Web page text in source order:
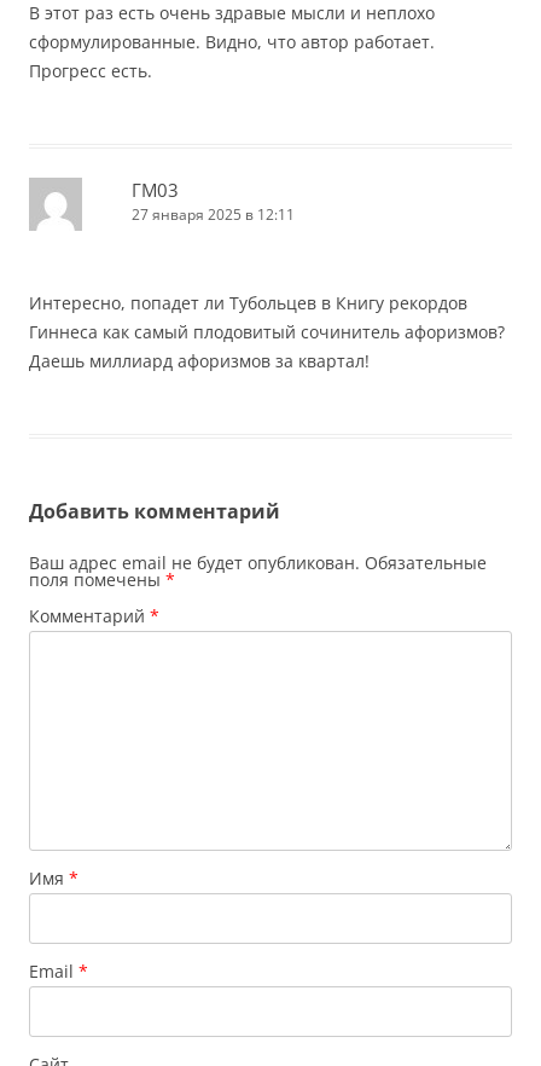
В этот раз есть очень здравые мысли и неплохо
сформулированные. Видно, что автор работает.
Прогресс есть.
ГМ03
27 января 2025 в 12:11
Интересно, попадет ли Тубольцев в Книгу рекордов
Гиннеса как самый плодовитый сочинитель афоризмов?
Даешь миллиард афоризмов за квартал!
Добавить комментарий
Ваш адрес email не будет опубликован. Обязательные
поля помечены *
Комментарий *
Имя *
Email *